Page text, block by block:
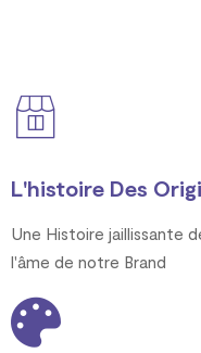
L'histoire Des
Une Histoire jaillissante
l'âme de notre Brand